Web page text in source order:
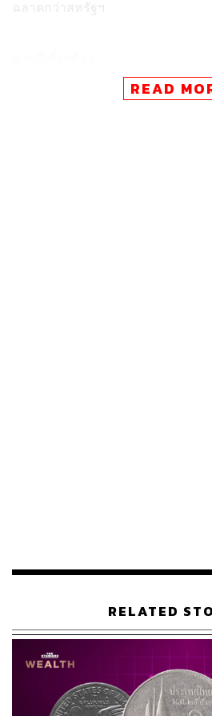
ฉลาดกว่าสหรัฐฯ
ผู้ซื้อบ้านชาวจีนกลับลำ เร่งชำ
หน้า ท่ามกลางความไม่แน่นอ
เศรษฐกิจจีนกำลังเผชิญหน้ากับแรง
ต่างๆ เพื่อประคับประคองสนับสนุน
และขนาดเล็ก (SMEs) ของจีนเป็นห
ขณะเดียวกัน นายกรัฐมนตรีจีนย้ำว่า
จำเป็นต้องมีการปรับตัวเพื่อให้เดินไ
สม ซึ่งการปรับตัวดังกล่าวมักหมาย
READ
RELATED